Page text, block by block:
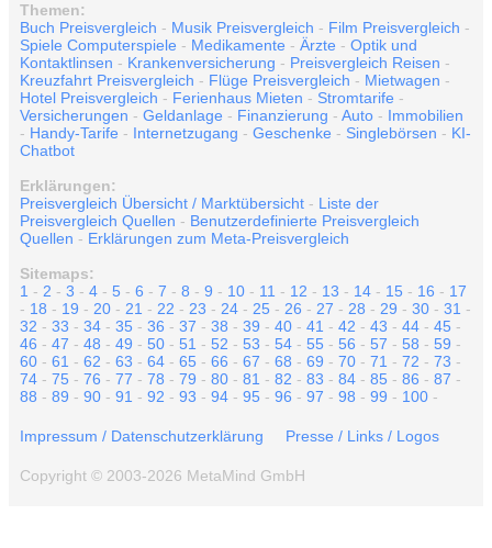
Themen:
Buch Preisvergleich - Musik Preisvergleich - Film Preisvergleich -
Spiele Computerspiele - Medikamente - Ärzte - Optik und
Kontaktlinsen - Krankenversicherung - Preisvergleich Reisen -
Kreuzfahrt Preisvergleich - Flüge Preisvergleich - Mietwagen -
Hotel Preisvergleich - Ferienhaus Mieten - Stromtarife -
Versicherungen - Geldanlage - Finanzierung - Auto - Immobilien
- Handy-Tarife - Internetzugang - Geschenke - Singlebörsen - KI-
Chatbot
Erklärungen:
Preisvergleich Übersicht / Marktübersicht - Liste der
Preisvergleich Quellen - Benutzerdefinierte Preisvergleich
Quellen - Erklärungen zum Meta-Preisvergleich
Sitemaps:
1 - 2 - 3 - 4 - 5 - 6 - 7 - 8 - 9 - 10 - 11 - 12 - 13 - 14 - 15 - 16 - 17
- 18 - 19 - 20 - 21 - 22 - 23 - 24 - 25 - 26 - 27 - 28 - 29 - 30 - 31 -
32 - 33 - 34 - 35 - 36 - 37 - 38 - 39 - 40 - 41 - 42 - 43 - 44 - 45 -
46 - 47 - 48 - 49 - 50 - 51 - 52 - 53 - 54 - 55 - 56 - 57 - 58 - 59 -
60 - 61 - 62 - 63 - 64 - 65 - 66 - 67 - 68 - 69 - 70 - 71 - 72 - 73 -
74 - 75 - 76 - 77 - 78 - 79 - 80 - 81 - 82 - 83 - 84 - 85 - 86 - 87 -
88 - 89 - 90 - 91 - 92 - 93 - 94 - 95 - 96 - 97 - 98 - 99 - 100 -
Impressum / Datenschutzerklärung Presse / Links / Logos
Copyright © 2003-2026 MetaMind GmbH